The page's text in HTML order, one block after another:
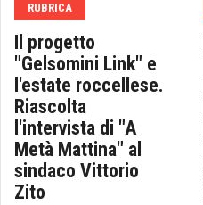
RUBRICA
Il progetto
"Gelsomini Link" e
l'estate roccellese.
Riascolta
l'intervista di "A
Metà Mattina" al
sindaco Vittorio
Zito